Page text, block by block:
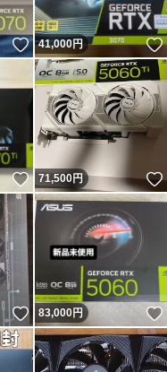
いいね！
41,000円
いいね！
71,500円
いいね！
83,000円